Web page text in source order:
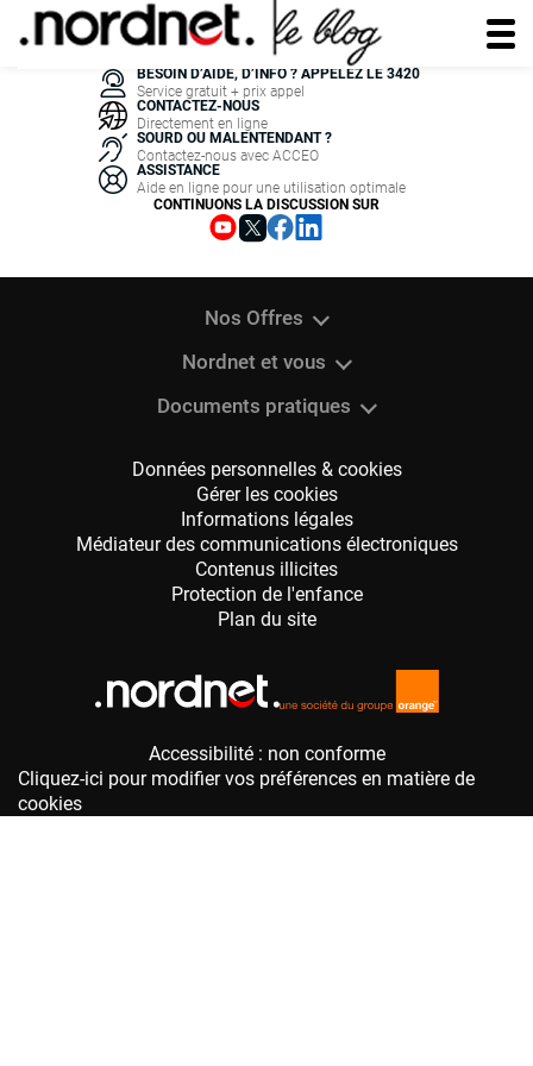
Accessibilité : non conforme
Cliquez-ici pour modifier vos préférences en matière de
cookies